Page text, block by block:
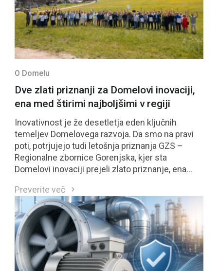
O Domelu
Dve zlati priznanji za Domelovi inovaciji,
ena med štirimi najboljšimi v regiji
Inovativnost je že desetletja eden ključnih
temeljev Domelovega razvoja. Da smo na pravi
poti, potrjujejo tudi letošnja priznanja GZS –
Regionalne zbornice Gorenjska, kjer sta
Domelovi inovaciji prejeli zlato priznanje, ena
ocenjene inovacije regije in bo kandidirala tudi za
nacionalno priznanje GZS.
Preverite več